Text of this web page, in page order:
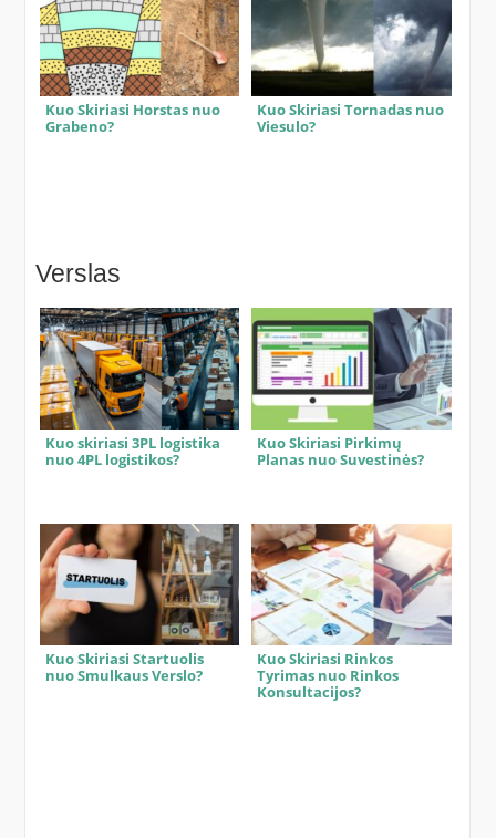
Kuo Skiriasi Horstas nuo
Grabeno?
Kuo Skiriasi Tornadas nuo
Viesulo?
Verslas
Kuo skiriasi 3PL logistika
nuo 4PL logistikos?
Kuo Skiriasi Pirkimų
Planas nuo Suvestinės?
Kuo Skiriasi Startuolis
nuo Smulkaus Verslo?
Kuo Skiriasi Rinkos
Tyrimas nuo Rinkos
Konsultacijos?